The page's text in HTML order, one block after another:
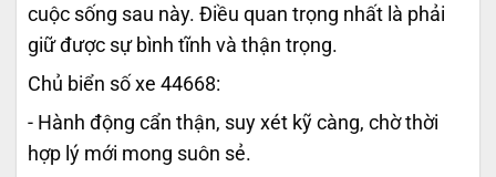
cuộc sống sau này. Điều quan trọng nhất là phải
giữ được sự bình tĩnh và thận trọng.
Chủ biển số xe 44668:
- Hành động cẩn thận, suy xét kỹ càng, chờ thời
hợp lý mới mong suôn sẻ.